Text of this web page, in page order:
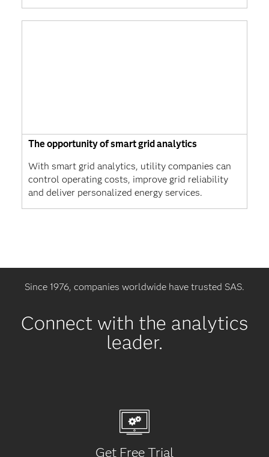
The opportunity of smart grid analytics
With smart grid analytics, utility companies can
control operating costs, improve grid reliability
and deliver personalized energy services.
Since 1976, companies worldwide have trusted SAS.
Connect with the analytics
leader.
Get Free Trial